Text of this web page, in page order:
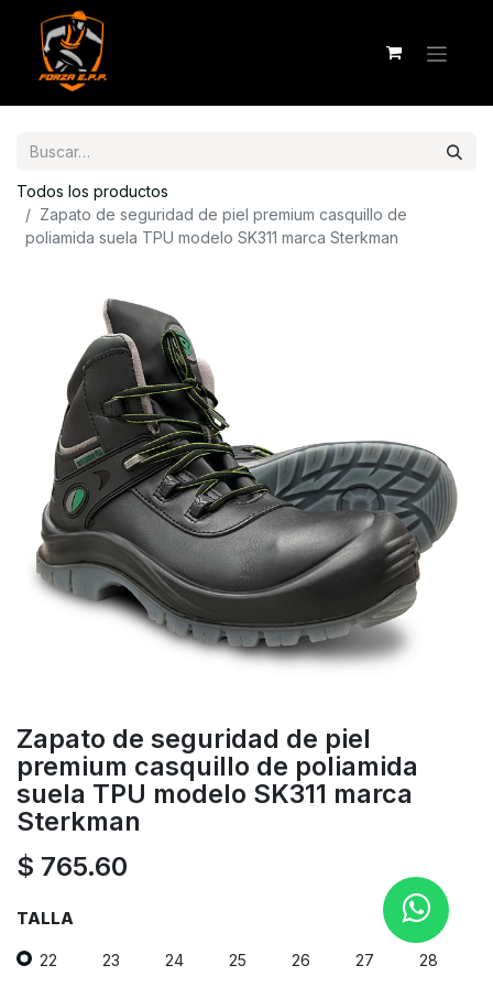
Todos los productos
Zapato de seguridad de piel premium casquillo de
poliamida suela TPU modelo SK311 marca Sterkman
Zapato de seguridad de piel
premium casquillo de poliamida
suela TPU modelo SK311 marca
Sterkman
$ 765.60
TALLA
22 23 24 25 26 27 28